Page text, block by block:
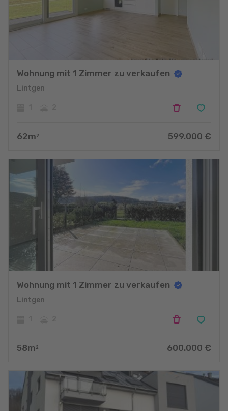
Wohnung mit 1 Zimmer zu verkaufen
Lintgen
62m 2 599.000 €
Wohnung mit 1 Zimmer zu verkaufen
Lintgen
58m 2 600.000 €